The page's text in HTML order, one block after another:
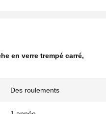
en verre trempé carré,
Des roulements